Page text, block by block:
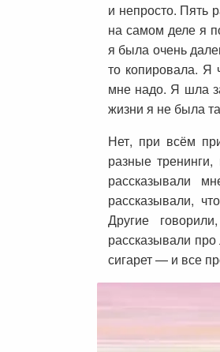
и непросто. Пять
на самом деле я
я была очень
то копировала.
мне надо. Я шла
жизни я не была
Нет, при всём
разные
рассказывали
рассказывали,
Другие
рассказывали
сигарет — и все